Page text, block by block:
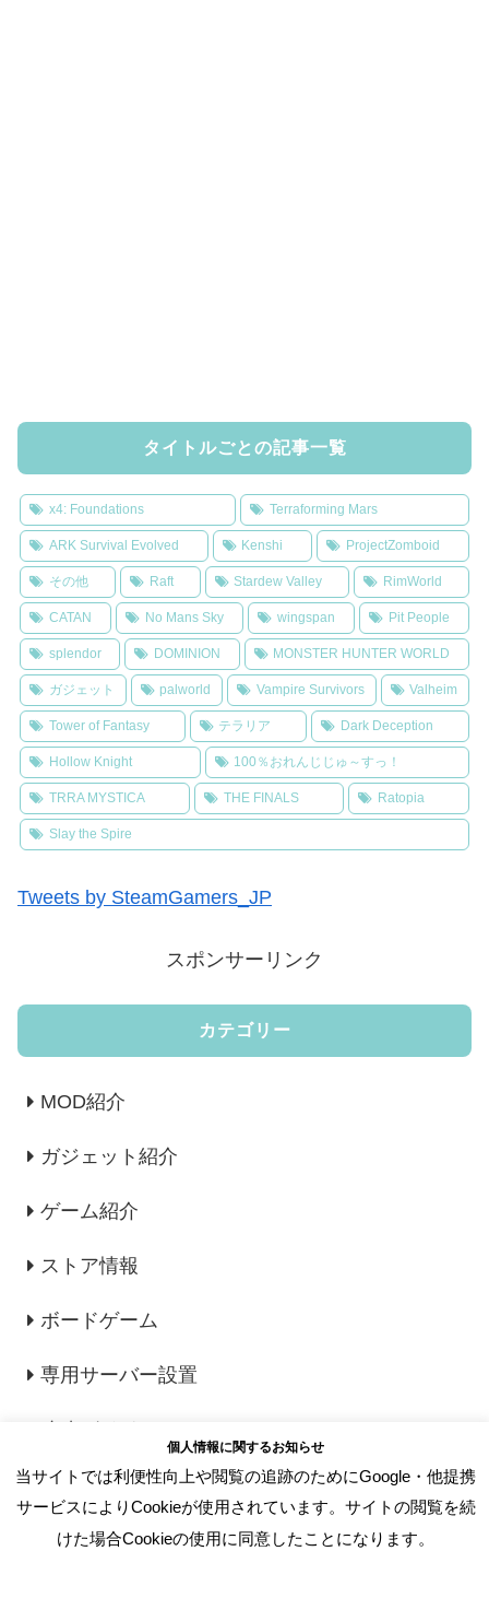
タイトルごとの記事一覧
x4: Foundations Terraforming Mars
ARK Survival Evolved Kenshi ProjectZomboid
その他 Raft Stardew Valley RimWorld
CATAN No Mans Sky wingspan Pit People
splendor DOMINION MONSTER HUNTER WORLD
ガジェット palworld Vampire Survivors Valheim
Tower of Fantasy テラリア Dark Deception
Hollow Knight 100％おれんじじゅ～すっ！
TRRA MYSTICA THE FINALS Ratopia
Slay the Spire
Tweets by SteamGamers_JP
スポンサーリンク
カテゴリー
MOD紹介
ガジェット紹介
ゲーム紹介
ストア情報
ボードゲーム
専用サーバー設置
人気の記事
個人情報に関するお知らせ
当サイトでは利便性向上や閲覧の追跡のためにGoogle・他提携
サービスによりCookieが使用されています。サイトの閲覧を続
けた場合Cookieの使用に同意したことになります。